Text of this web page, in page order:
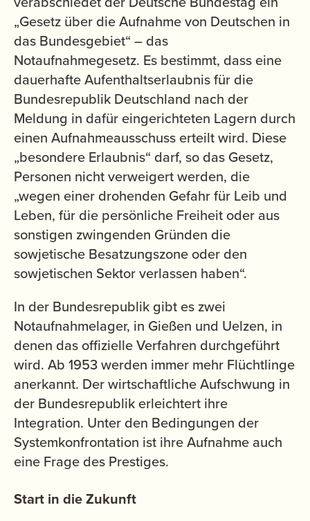
„Gesetz über die Aufnahme von Deutschen in
das Bundesgebiet“ – das
Notaufnahmegesetz. Es bestimmt, dass eine
dauerhafte Aufenthaltserlaubnis für die
Bundesrepublik Deutschland nach der
Meldung in dafür eingerichteten Lagern durch
einen Aufnahmeausschuss erteilt wird. Diese
„besondere Erlaubnis“ darf, so das Gesetz,
Personen nicht verweigert werden, die
„wegen einer drohenden Gefahr für Leib und
Leben, für die persönliche Freiheit oder aus
sonstigen zwingenden Gründen die
sowjetische Besatzungszone oder den
sowjetischen Sektor verlassen haben“.
In der Bundesrepublik gibt es zwei
Notaufnahmelager, in Gießen und Uelzen, in
denen das offizielle Verfahren durchgeführt
wird. Ab 1953 werden immer mehr Flüchtlinge
anerkannt. Der wirtschaftliche Aufschwung in
der Bundesrepublik erleichtert ihre
Integration. Unter den Bedingungen der
Systemkonfrontation ist ihre Aufnahme auch
eine Frage des Prestiges.
Start in die Zukunft